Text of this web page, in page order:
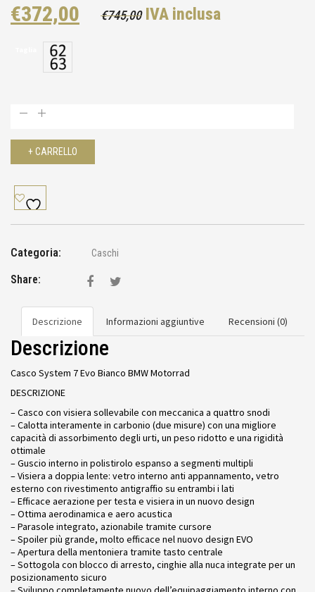
€745,00 Il
€372,00
Il
IVA inclusa
+ CARRELLO
Categoria: Caschi
Share:
Descrizione Informazioni aggiuntive Recensioni (0)
Descrizione
Casco System 7 Evo Bianco BMW Motorrad
DESCRIZIONE
– Casco con visiera sollevabile con meccanica a quattro snodi
– Calotta interamente in carbonio (due misure) con una migliore
capacità di assorbimento degli urti, un peso ridotto e una rigidità
ottimale
– Guscio interno in polistirolo espanso a segmenti multipli
– Visiera a doppia lente: vetro interno anti appannamento, vetro
esterno con rivestimento antigraffio su entrambi i lati
– Efficace aerazione per testa e visiera in un nuovo design
– Ottima aerodinamica e aero acustica
– Parasole integrato, azionabile tramite cursore
– Spoiler più grande, molto efficace nel nuovo design EVO
– Apertura della mentoniera tramite tasto centrale
– Sottogola con blocco di arresto, cinghie alla nuca integrate per un
posizionamento sicuro